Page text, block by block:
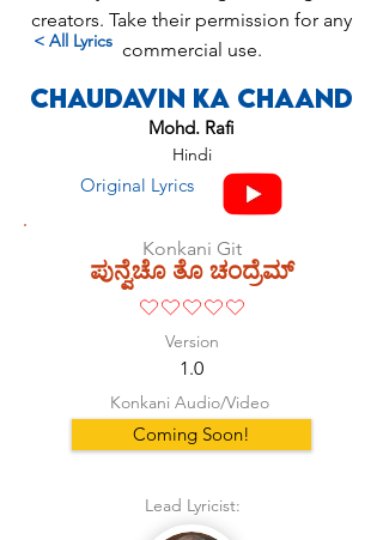
creators. Take their permission for any
commercial use.
< All Lyrics
Chaudavin Ka Chaand
Mohd. Rafi
Hindi
Original Lyrics
Konkani Git
ಪುನ್ವೆಚೊ ತೊ ಚಂದ್ರೆಮ್
No ratings yet
Version
1.0
Konkani Audio/Video
Coming Soon!
Lead Lyricist: